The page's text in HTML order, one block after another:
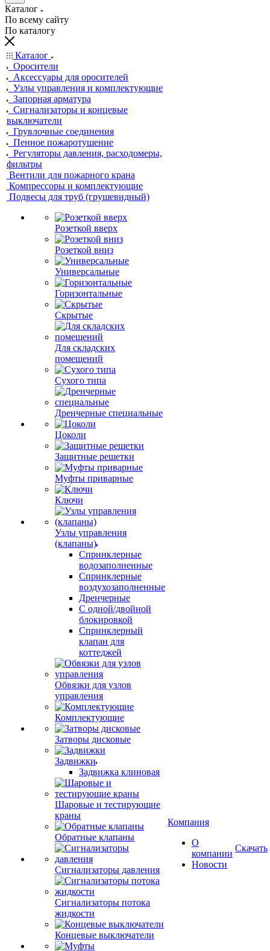
Каталог
По всему сайту
По каталогу
Каталог
Оросители
Аксессуары для оросителей
Узлы управления и комплектующие
Запорная арматура
Сигнализаторы и концевые
выключатели
Грувлочные соединения
Пенное пожаротушение
Регуляторы давления, расходомеры,
фильтры
Вентили для пожарного крана
Компрессоры и комплектующие
Подвесы для труб (грушевидный)
Розеткой вверх
Розеткой вниз
Универсальные
Горизонтальные
Скрытые
Для складских
помещений
Сухого типа
Дренчерные специальные
Цоколи
Защитные решетки
Муфты приварные
Ключи
Узлы управления
(клапаны)
Спринклерные
водозаполненные
Спринклерные
воздухозаполненные
Дренчерные
С одной/двойной
блокировкой
Спринклерный
клапан для
коттеджей
Обвязки для узлов
управления
Комплектующие
Затворы дисковые
Задвижки
Задвижка клиновая
Шаровые и тестирующие
краны
Обратные клапаны
Сигнализаторы давления
Сигнализаторы потока
жидкости
Концевые выключатели
Компания
О
компании
Новости
Скачать